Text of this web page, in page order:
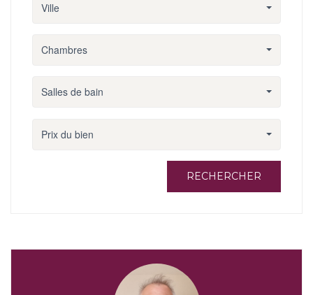
Ville
Chambres
Salles de bain
Prix du bien
RECHERCHER